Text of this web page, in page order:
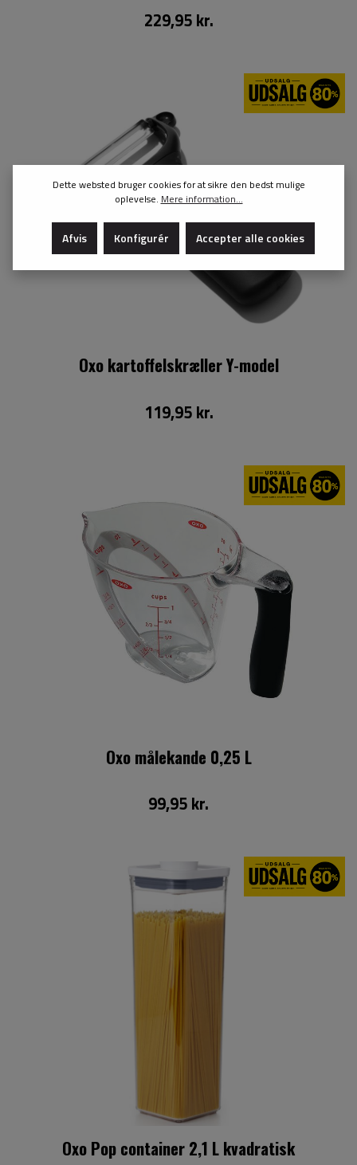
229,95 kr.
Oxo kartoffelskræller Y-model
119,95 kr.
Oxo målekande 0,25 L
99,95 kr.
Oxo Pop container 2,1 L kvadratisk
Dette websted bruger cookies for at sikre den bedst mulige
oplevelse. Mere information...
Afvis Konfigurér Accepter alle cookies